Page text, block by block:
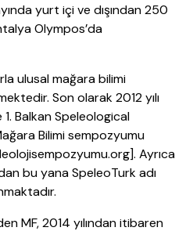
yurt içi ve dışından 250
Olympos’da
ulusal mağara bilimi
Son olarak 2012 yılı
1. Balkan Speleological
Bilimi sempozyumu
Ayrıca
bu yana SpeleoTurk adı
MF, 2014 yılından itibaren